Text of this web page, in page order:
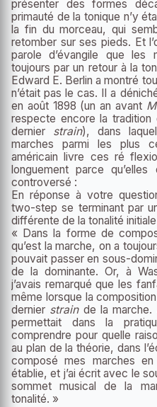
présenter des formes
primauté de la tonique n’y
la fin du morceau, qui
retomber sur ses pieds. Et
parole d’évangile que les
toujours par un retour à la
Edward E. Berlin a montré
n’était pas le cas. II a
en août 1898 (un an avant
respecte encore la
dernier strain), dans
marches parmi les plus
américain livre ces ré
longuement parce
controversé :
En réponse à votre
two-step se terminant par
différente de la tonalité
« Dans la forme de
qu’est la marche, on a
pouvait passer en sous-
de la dominante. Or, à
j’avais remarqué que les
même lorsque la
dernier strain de la marche.
permettait dans la
comprendre pour quelle
au plan de la théorie, dans
composé mes marches
établie, et j’ai écrit avec le
sommet musical de la
tonalité. »